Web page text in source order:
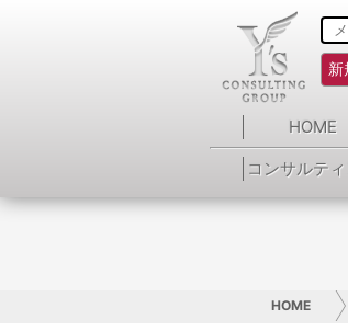
新
HOME
コンサルテ
HOME